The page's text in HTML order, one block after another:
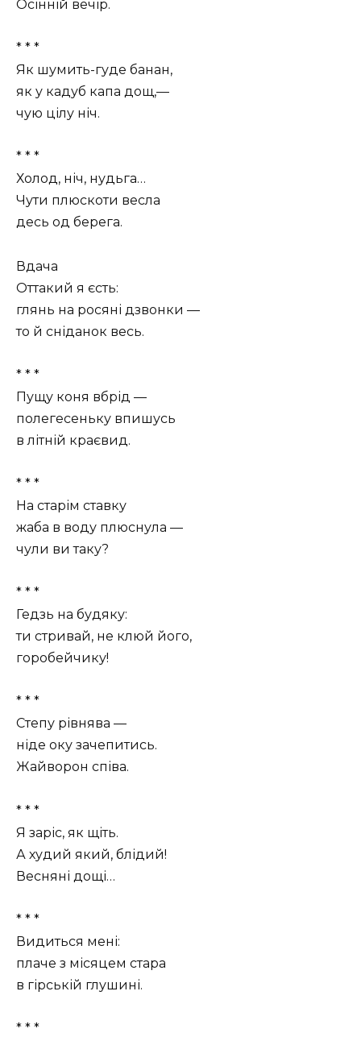
Осінній вечір.
* * *
Як шумить-гуде банан,
як у кадуб капа дощ,—
чую цілу ніч.
* * *
Холод, ніч, нудьга…
Чути плюскоти весла
десь од берега.
Вдача
Оттакий я єсть:
глянь на росяні дзвонки —
то й сніданок весь.
* * *
Пущу коня вбрід —
полегесеньку впишусь
в літній краєвид.
* * *
На старім ставку
жаба в воду плюснула —
чули ви таку?
* * *
Гедзь на будяку:
ти стривай, не клюй його,
горобейчику!
* * *
Степу рівнява —
ніде оку зачепитись.
Жайворон співа.
* * *
Я заріс, як щіть.
А худий який, блідий!
Весняні дощі…
* * *
Видиться мені:
плаче з місяцем стара
в гірській глушині.
* * *